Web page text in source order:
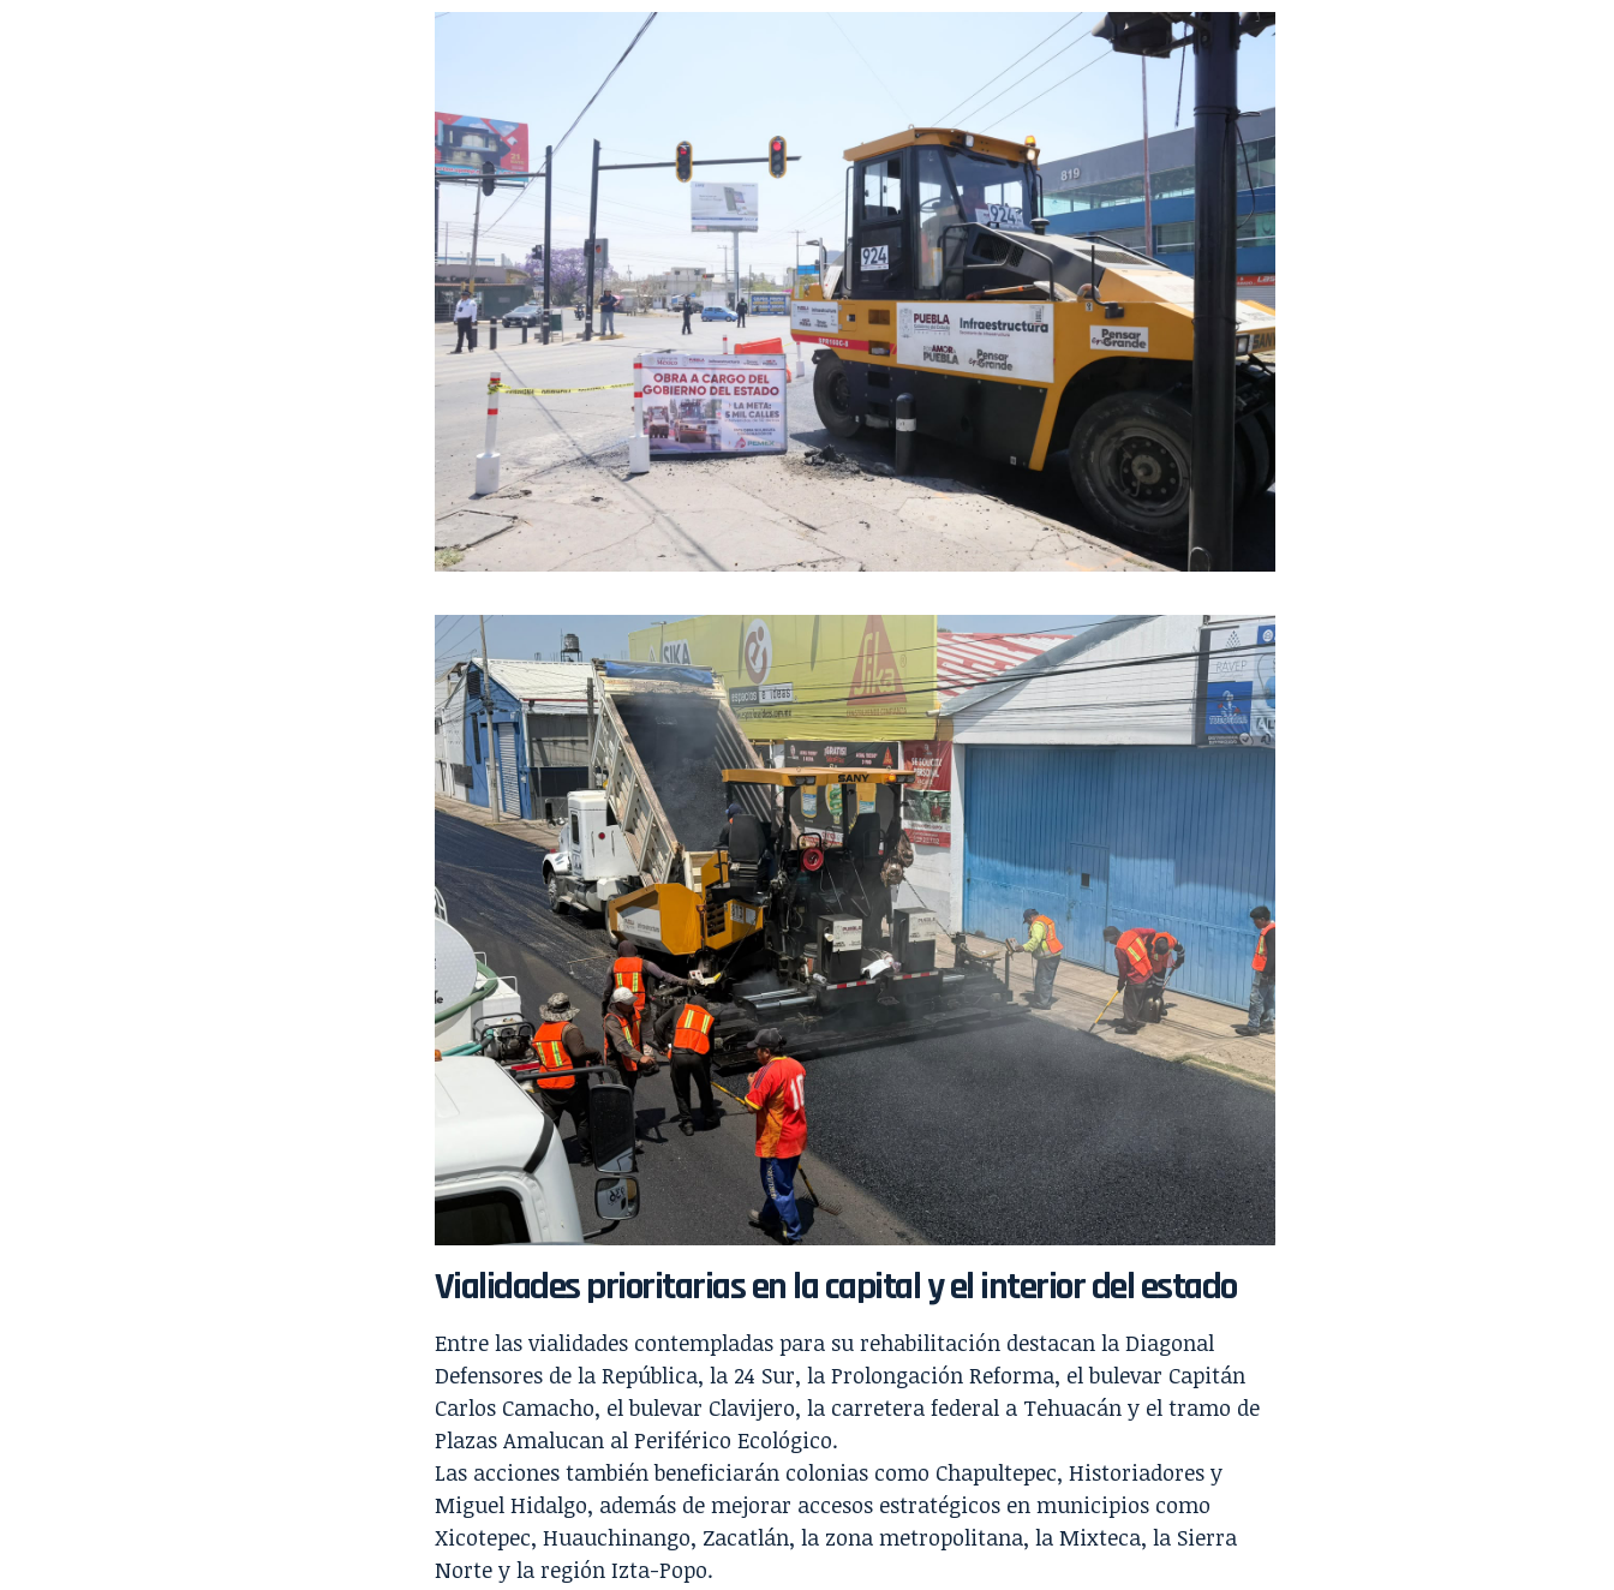
Vialidades prioritarias en la capital y el interior del estado
Entre las vialidades contempladas para su rehabilitación destacan la Diagonal
Defensores de la República, la 24 Sur, la Prolongación Reforma, el bulevar Capitán
Carlos Camacho, el bulevar Clavijero, la carretera federal a Tehuacán y el tramo de
Plazas Amalucan al Periférico Ecológico.
Las acciones también beneficiarán colonias como Chapultepec, Historiadores y
Miguel Hidalgo, además de mejorar accesos estratégicos en municipios como
Xicotepec, Huauchinango, Zacatlán, la zona metropolitana, la Mixteca, la Sierra
Norte y la región Izta-Popo.